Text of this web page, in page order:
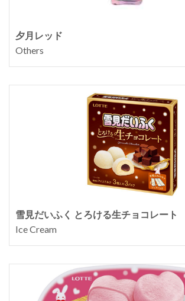
夕月レッド
Others
雪見だいふく とろける生チョコレート
Ice Cream